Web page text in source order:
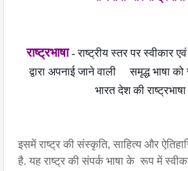
राष्ट्रभाषा- राष्ट्रीय स्तर पर स्वीकार
द्वारा अपनाई जाने वाली समृद्ध भाषा
भारत देश की राष्ट्रभाषा
इसमें राष्ट्र की संस्कृति, साहित्य और
है. यह राष्ट्र की संपर्क भाषा के रूप में